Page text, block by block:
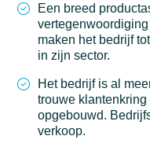
Een breed
maken het bedrijf
in zijn sector.
Het bedrijf is al
trouwe
opgebouwd.
verkoop.